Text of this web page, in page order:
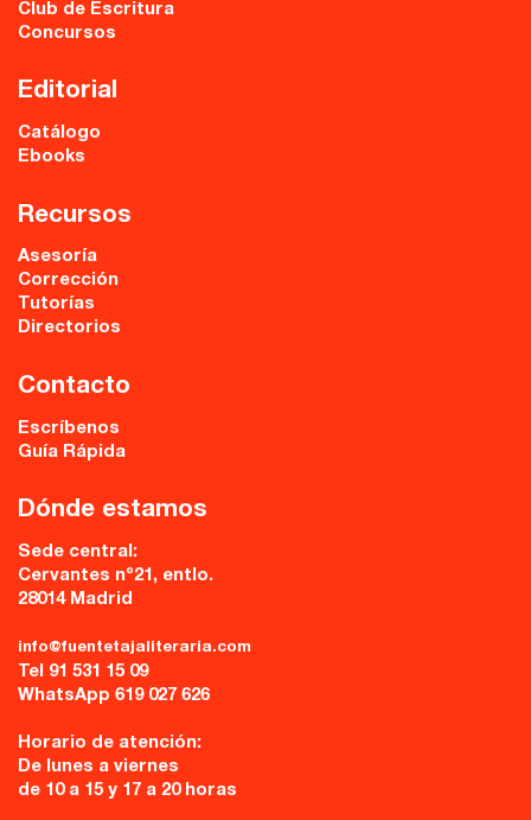
Club de Escritura
Concursos
Editorial
Catálogo
Ebooks
Recursos
Asesoría
Corrección
Tutorías
Directorios
Contacto
Escríbenos
Guía Rápida
Dónde estamos
Sede central:
Cervantes nº21, entlo.
28014 Madrid
info@fuentetajaliteraria.com
Tel 91 531 15 09
WhatsApp 619 027 626
Horario de atención:
De lunes a viernes
de 10 a 15 y 17 a 20 horas